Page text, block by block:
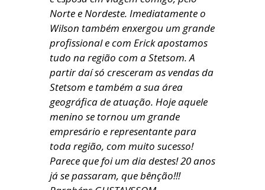
Norte e Nordeste. Imediatamente o
Wilson também enxergou um grande
profissional e com Erick apostamos
tudo na região com a Stetsom. A
partir daí só cresceram as vendas da
Stetsom e também a sua área
geográfica de atuação. Hoje aquele
menino se tornou um grande
empresário e representante para
toda região, com muito sucesso!
Parece que foi um dia destes! 20 anos
já se passaram, que bênção!!!